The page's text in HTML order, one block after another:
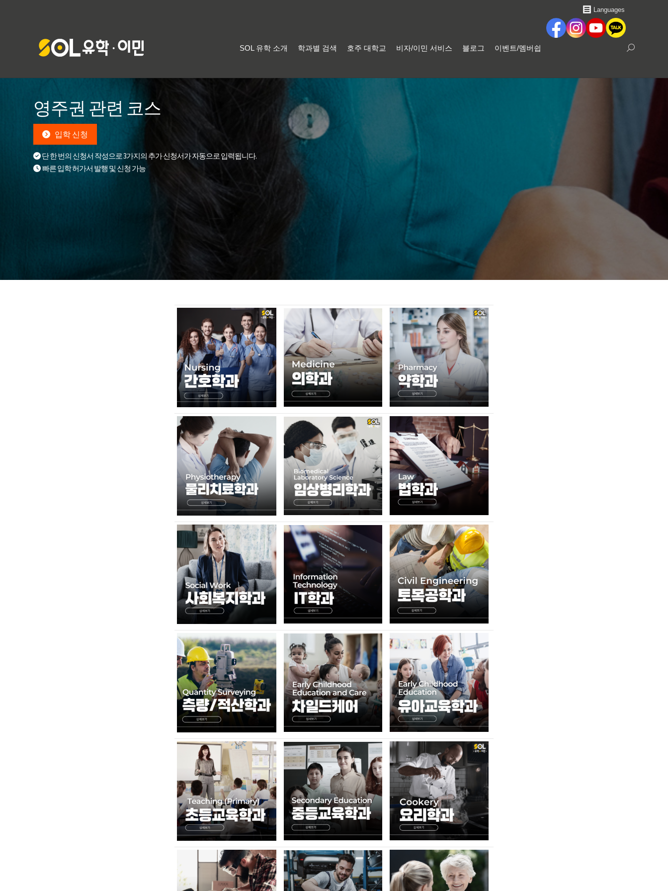
Languages
SOL 유학 소개 학과별 검색 호주 대학교 비자/이민 서비스 블로그 이벤트/멤버쉽 Search:
영주권 관련 코스
입학 신청
단 한 번의 신청서 작성으로 3가지의 추가 신청서가 자동으로 입력됩니다.
빠른 입학 허가서 발행 및 신청 가능